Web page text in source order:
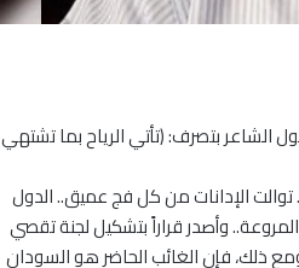
الشاعر بتصرف: (تأتي الرياح بما تشتهي
توالت الإدانات من كل فج عميق.. الدول
وأصدر قراراً بتشكيل لجنة تقصي
ومع ذلك، فإن الغائب الحاضر هو السودان